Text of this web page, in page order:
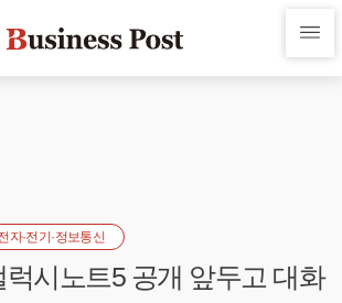
자·전기·정보통신
시노트5 공개 앞두고 대화